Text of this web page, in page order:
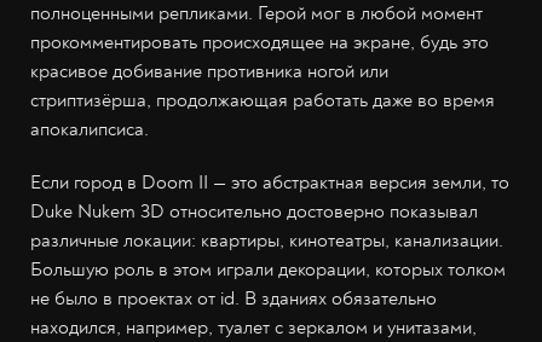
полноценными репликами. Герой мог в любой момент
прокомментировать происходящее на экране, будь это
красивое добивание противника ногой или
стриптизёрша, продолжающая работать даже во время
апокалипсиса.
Если город в Doom II — это абстрактная версия земли, то
Duke Nukem 3D относительно достоверно показывал
различные локации: квартиры, кинотеатры, канализации.
Большую роль в этом играли декорации, которых толком
не было в проектах от id. В зданиях обязательно
находился, например, туалет с зеркалом и унитазами,